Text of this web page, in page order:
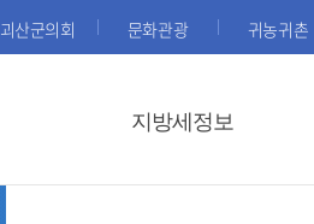
괴산군의회 문화관광 귀농귀촌
지방세정보